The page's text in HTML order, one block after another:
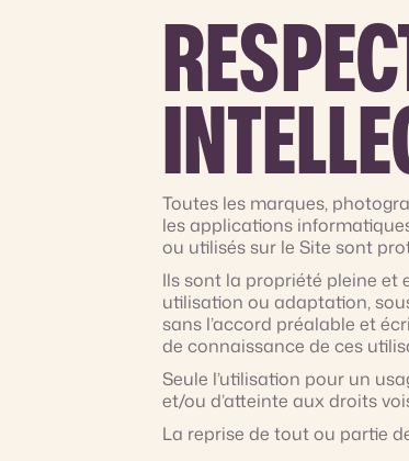
Toutes les marques,
les applications
ou utilisés sur le Site sont
Ils sont la propriété pleine et
utilisation ou adaptation,
sans l’accord préalable et
de connaissance de ces
Seule l’utilisation pour un
et/ou d’atteinte aux droits
La reprise de tout ou partie